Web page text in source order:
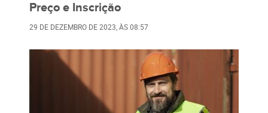
Preço e Inscrição
29 DE DEZEMBRO DE 2023 , ÀS08:57